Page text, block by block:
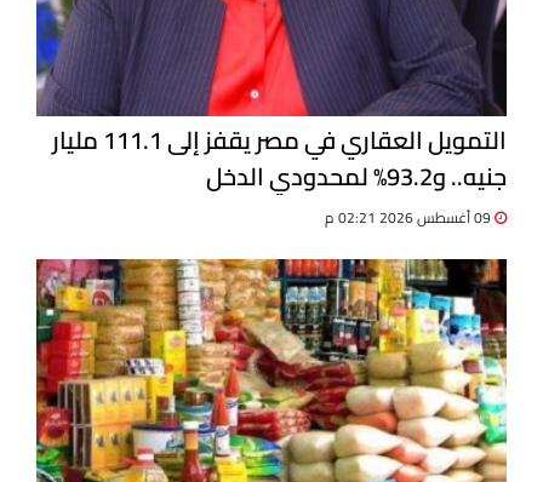
التمويل العقاري في مصر يقفز إلى 111.1 مليار
جنيه.. و93.2% لمحدودي الدخل